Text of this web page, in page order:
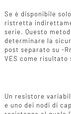
Se è disponibile
ristretta
serie. Questo
determinare la
post separato su -
VES come risultato
Un resistore
e uno dei nodi di